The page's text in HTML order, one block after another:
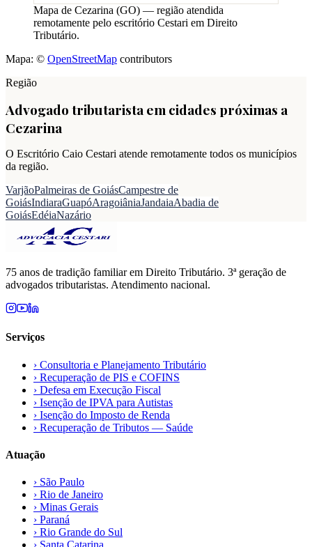
Mapa de Cezarina (GO) — região atendida
remotamente pelo escritório Cestari em Direito
Tributário.
Mapa: © OpenStreetMap contributors
Região
Advogado tributarista em cidades próximas a
Cezarina
O Escritório Caio Cestari atende remotamente todos os municípios
da região.
VarjãoPalmeiras de GoiásCampestre de
GoiásIndiaraGuapóAragoiâniaJandaiaAbadia de
GoiásEdéiaNazário
75 anos de tradição familiar em Direito Tributário. 3ª geração de
advogados tributaristas. Atendimento nacional.
Serviços
› Consultoria e Planejamento Tributário
› Recuperação de PIS e COFINS
› Defesa em Execução Fiscal
› Isenção de IPVA para Autistas
› Isenção do Imposto de Renda
› Recuperação de Tributos — Saúde
Atuação
› São Paulo
› Rio de Janeiro
› Minas Gerais
› Paraná
› Rio Grande do Sul
› Santa Catarina